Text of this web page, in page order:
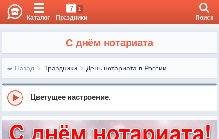
Каталог
7 1
Праздники Поиск
С днём нотариата
Назад Праздники День нотариата в России
Цветущее настроение.